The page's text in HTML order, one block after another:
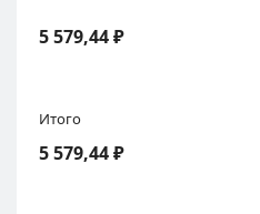
5 579,44 ₽
Итого
5 579,44 ₽